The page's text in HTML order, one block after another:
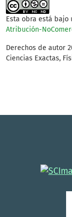
Esta obra está
Atribución-
Derechos de autor
Ciencias Exactas,